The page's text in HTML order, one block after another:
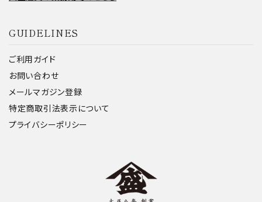
GUIDELINES
ご利用ガイド
お問い合わせ
メールマガジン登録
特定商取引法表示について
プライバシーポリシー